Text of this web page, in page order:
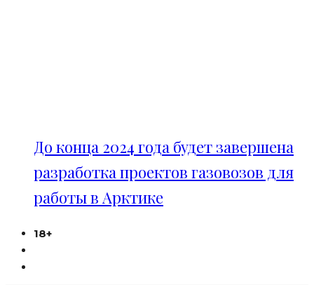
До конца 2024 года будет завершена
разработка проектов газовозов для
работы в Арктике
18+